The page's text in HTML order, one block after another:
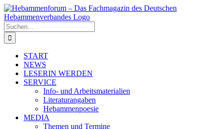
Zum
Inhalt
springen
Suche
nach:
START
NEWS
LESERIN WERDEN
SERVICE
Info- und Arbeitsmaterialien
Literaturangaben
Hebammenpoesie
MEDIA
Themen und Termine